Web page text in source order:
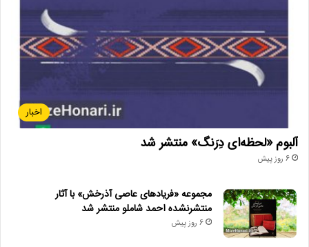
اخبار
آلبوم «لحظه‌ای دِرَنگ» منتشر شد
6 روز پیش
مجموعه «فریادهای عاصی آذرخش» با آثار
منتشرنشده احمد شاملو منتشر شد
6 روز پیش